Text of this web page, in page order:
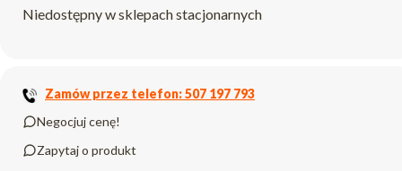
Niedostępny w sklepach stacjonarnych
Zamów przez telefon: 507 197 793
Negocjuj cenę!
Zapytaj o produkt